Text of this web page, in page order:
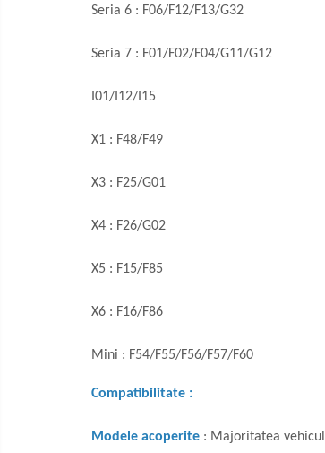
Seria 6 : F06/F12/F13/G32
Seria 7 : F01/F02/F04/G11/G12
I01/I12/I15
X1 : F48/F49
X3 : F25/G01
X4 : F26/G02
X5 : F15/F85
X6 : F16/F86
Mini : F54/F55/F56/F57/F60
Compatibilitate :
Modele acoperite : Majoritatea